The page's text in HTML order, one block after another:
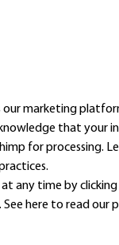
our marketing
that your
for processing.
at any time by
here to read our